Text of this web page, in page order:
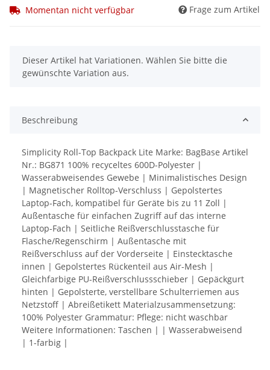
Momentan nicht verfügbar Frage zum Artikel
x
Dieser Artikel hat Variationen. Wählen Sie bitte die
gewünschte Variation aus.
Beschreibung
Simplicity Roll-Top Backpack Lite Marke: BagBase Artikel
Nr.: BG871 100% recyceltes 600D-Polyester |
Wasserabweisendes Gewebe | Minimalistisches Design
| Magnetischer Rolltop-Verschluss | Gepolstertes
Laptop-Fach, kompatibel für Geräte bis zu 11 Zoll |
Außentasche für einfachen Zugriff auf das interne
Laptop-Fach | Seitliche Reißverschlusstasche für
Flasche/Regenschirm | Außentasche mit
Reißverschluss auf der Vorderseite | Einstecktasche
innen | Gepolstertes Rückenteil aus Air-Mesh |
Gleichfarbige PU-Reißverschlussschieber | Gepäckgurt
hinten | Gepolsterte, verstellbare Schulterriemen aus
Netzstoff | Abreißetikett Materialzusammensetzung:
100% Polyester Grammatur: Pflege: nicht waschbar
Weitere Informationen: Taschen | | Wasserabweisend
| 1-farbig |